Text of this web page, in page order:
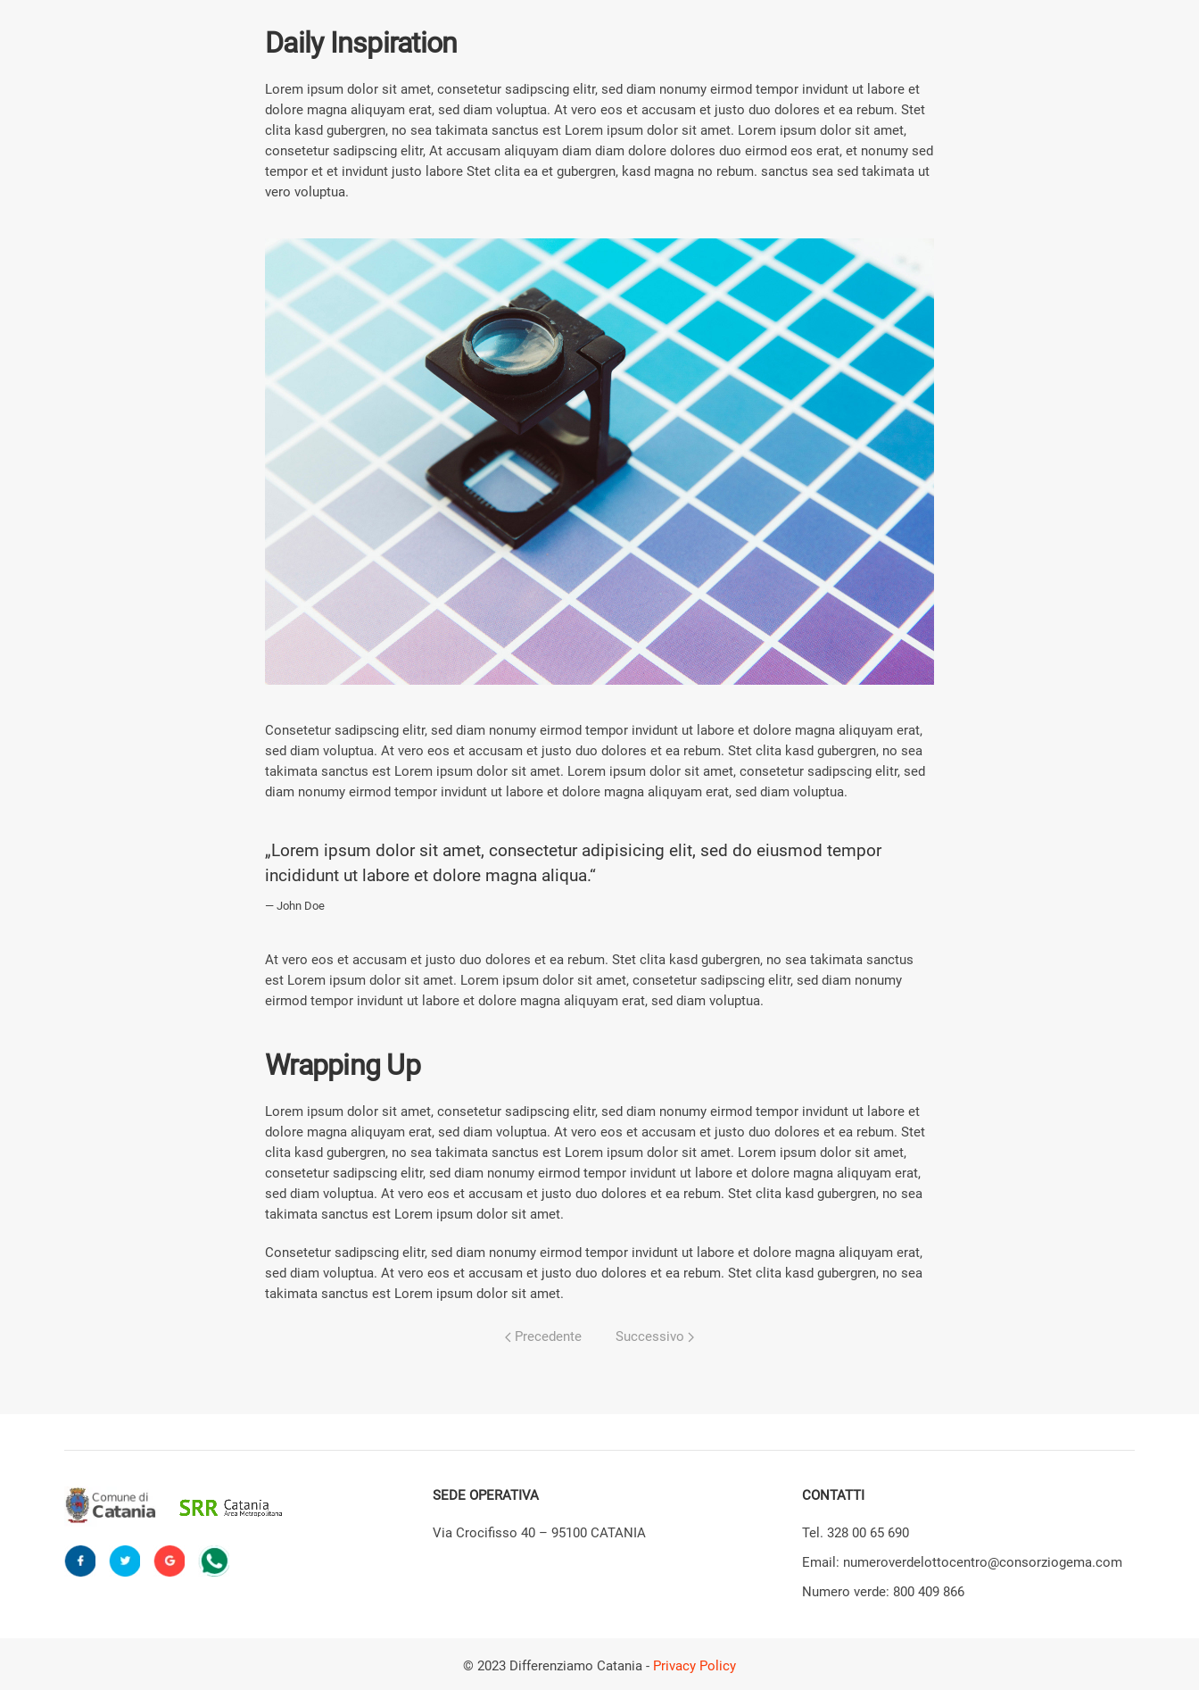
Daily Inspiration
Lorem ipsum dolor sit amet, consetetur sadipscing elitr, sed diam nonumy eirmod tempor invidunt ut labore et
dolore magna aliquyam erat, sed diam voluptua. At vero eos et accusam et justo duo dolores et ea rebum. Stet
clita kasd gubergren, no sea takimata sanctus est Lorem ipsum dolor sit amet. Lorem ipsum dolor sit amet,
consetetur sadipscing elitr, At accusam aliquyam diam diam dolore dolores duo eirmod eos erat, et nonumy sed
tempor et et invidunt justo labore Stet clita ea et gubergren, kasd magna no rebum. sanctus sea sed takimata ut
vero voluptua.
Consetetur sadipscing elitr, sed diam nonumy eirmod tempor invidunt ut labore et dolore magna aliquyam erat,
sed diam voluptua. At vero eos et accusam et justo duo dolores et ea rebum. Stet clita kasd gubergren, no sea
takimata sanctus est Lorem ipsum dolor sit amet. Lorem ipsum dolor sit amet, consetetur sadipscing elitr, sed
diam nonumy eirmod tempor invidunt ut labore et dolore magna aliquyam erat, sed diam voluptua.
„Lorem ipsum dolor sit amet, consectetur adipisicing elit, sed do eiusmod tempor
incididunt ut labore et dolore magna aliqua.“
John Doe
At vero eos et accusam et justo duo dolores et ea rebum. Stet clita kasd gubergren, no sea takimata sanctus
est Lorem ipsum dolor sit amet. Lorem ipsum dolor sit amet, consetetur sadipscing elitr, sed diam nonumy
eirmod tempor invidunt ut labore et dolore magna aliquyam erat, sed diam voluptua.
Wrapping Up
Lorem ipsum dolor sit amet, consetetur sadipscing elitr, sed diam nonumy eirmod tempor invidunt ut labore et
dolore magna aliquyam erat, sed diam voluptua. At vero eos et accusam et justo duo dolores et ea rebum. Stet
clita kasd gubergren, no sea takimata sanctus est Lorem ipsum dolor sit amet. Lorem ipsum dolor sit amet,
consetetur sadipscing elitr, sed diam nonumy eirmod tempor invidunt ut labore et dolore magna aliquyam erat,
sed diam voluptua. At vero eos et accusam et justo duo dolores et ea rebum. Stet clita kasd gubergren, no sea
takimata sanctus est Lorem ipsum dolor sit amet.
Consetetur sadipscing elitr, sed diam nonumy eirmod tempor invidunt ut labore et dolore magna aliquyam erat,
sed diam voluptua. At vero eos et accusam et justo duo dolores et ea rebum. Stet clita kasd gubergren, no sea
takimata sanctus est Lorem ipsum dolor sit amet.
Precedente Successivo
SEDE OPERATIVA
Via Crocifisso 40 – 95100 CATANIA
CONTATTI
Tel. 328 00 65 690
Email: numeroverdelottocentro@consorziogema.com
Numero verde: 800 409 866
© 2023 Differenziamo Catania - Privacy Policy